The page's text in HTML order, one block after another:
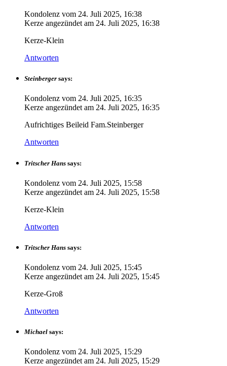
Kondolenz vom 24. Juli 2025, 16:38
Kerze angezündet am 24. Juli 2025, 16:38
Kerze-Klein
Antworten
Steinberger says:
Kondolenz vom 24. Juli 2025, 16:35
Kerze angezündet am 24. Juli 2025, 16:35
Aufrichtiges Beileid Fam.Steinberger
Antworten
Tritscher Hans says:
Kondolenz vom 24. Juli 2025, 15:58
Kerze angezündet am 24. Juli 2025, 15:58
Kerze-Klein
Antworten
Tritscher Hans says:
Kondolenz vom 24. Juli 2025, 15:45
Kerze angezündet am 24. Juli 2025, 15:45
Kerze-Groß
Antworten
Michael says:
Kondolenz vom 24. Juli 2025, 15:29
Kerze angezündet am 24. Juli 2025, 15:29